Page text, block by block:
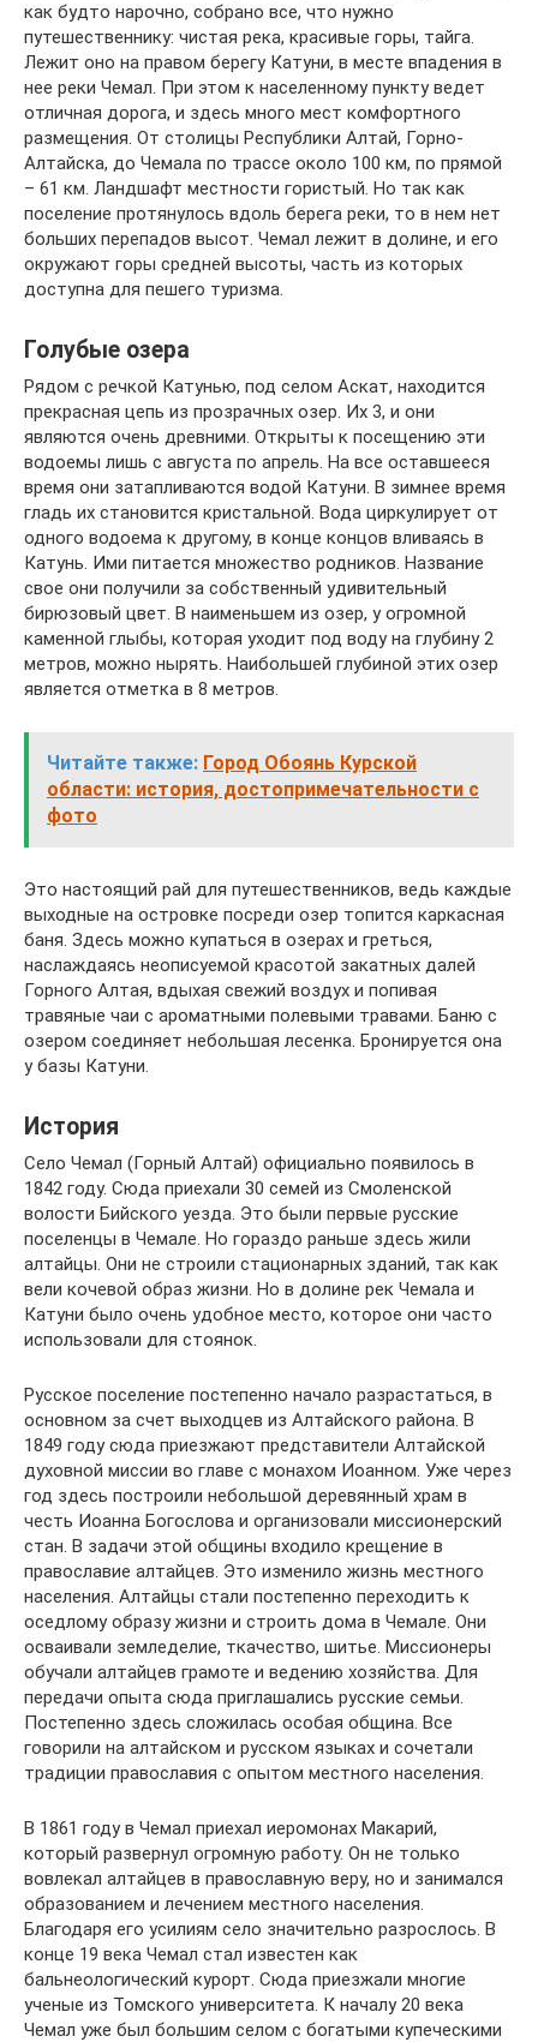
как будто нарочно, собрано все, что нужно
путешественнику: чистая река, красивые горы, тайга.
Лежит оно на правом берегу Катуни, в месте впадения в
нее реки Чемал. При этом к населенному пункту ведет
отличная дорога, и здесь много мест комфортного
размещения. От столицы Республики Алтай, Горно-
Алтайска, до Чемала по трассе около 100 км, по прямой
– 61 км. Ландшафт местности гористый. Но так как
поселение протянулось вдоль берега реки, то в нем нет
больших перепадов высот. Чемал лежит в долине, и его
окружают горы средней высоты, часть из которых
доступна для пешего туризма.
Голубые озера
Рядом с речкой Катунью, под селом Аскат, находится
прекрасная цепь из прозрачных озер. Их 3, и они
являются очень древними. Открыты к посещению эти
водоемы лишь с августа по апрель. На все оставшееся
время они затапливаются водой Катуни. В зимнее время
гладь их становится кристальной. Вода циркулирует от
одного водоема к другому, в конце концов вливаясь в
Катунь. Ими питается множество родников. Название
свое они получили за собственный удивительный
бирюзовый цвет. В наименьшем из озер, у огромной
каменной глыбы, которая уходит под воду на глубину 2
метров, можно нырять. Наибольшей глубиной этих озер
является отметка в 8 метров.
Читайте также: Город Обоянь Курской
области: история, достопримечательности с
фото
Это настоящий рай для путешественников, ведь каждые
выходные на островке посреди озер топится каркасная
баня. Здесь можно купаться в озерах и греться,
наслаждаясь неописуемой красотой закатных далей
Горного Алтая, вдыхая свежий воздух и попивая
травяные чаи с ароматными полевыми травами. Баню с
озером соединяет небольшая лесенка. Бронируется она
у базы Катуни.
История
Село Чемал (Горный Алтай) официально появилось в
1842 году. Сюда приехали 30 семей из Смоленской
волости Бийского уезда. Это были первые русские
поселенцы в Чемале. Но гораздо раньше здесь жили
алтайцы. Они не строили стационарных зданий, так как
вели кочевой образ жизни. Но в долине рек Чемала и
Катуни было очень удобное место, которое они часто
использовали для стоянок.
Русское поселение постепенно начало разрастаться, в
основном за счет выходцев из Алтайского района. В
1849 году сюда приезжают представители Алтайской
духовной миссии во главе с монахом Иоанном. Уже через
год здесь построили небольшой деревянный храм в
честь Иоанна Богослова и организовали миссионерский
стан. В задачи этой общины входило крещение в
православие алтайцев. Это изменило жизнь местного
населения. Алтайцы стали постепенно переходить к
оседлому образу жизни и строить дома в Чемале. Они
осваивали земледелие, ткачество, шитье. Миссионеры
обучали алтайцев грамоте и ведению хозяйства. Для
передачи опыта сюда приглашались русские семьи.
Постепенно здесь сложилась особая община. Все
говорили на алтайском и русском языках и сочетали
традиции православия с опытом местного населения.
В 1861 году в Чемал приехал иеромонах Макарий,
который развернул огромную работу. Он не только
вовлекал алтайцев в православную веру, но и занимался
образованием и лечением местного населения.
Благодаря его усилиям село значительно разрослось. В
конце 19 века Чемал стал известен как
бальнеологический курорт. Сюда приезжали многие
ученые из Томского университета. К началу 20 века
Чемал уже был большим селом с богатыми купеческими